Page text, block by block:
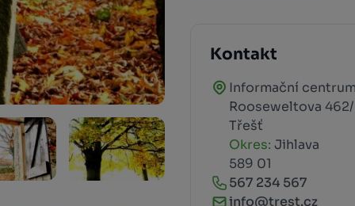
Kontakt
Informační
Rooseweltova
Třešť
Okres: Jihlava
589 01
567 234 567
info@trest.cz